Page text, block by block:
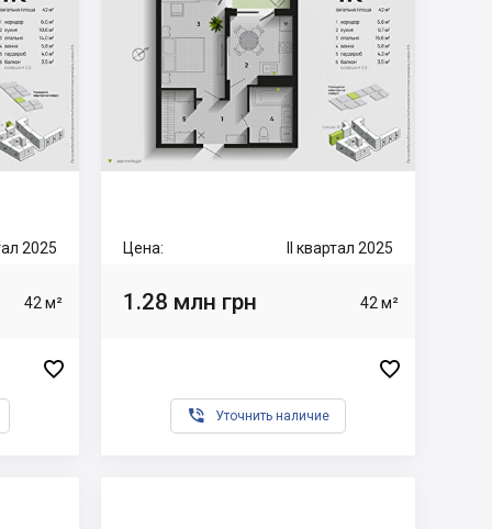
2025
42 м²

Цена: II квартал 2025
1.28 млн грн 42 м²

 Уточнить наличие